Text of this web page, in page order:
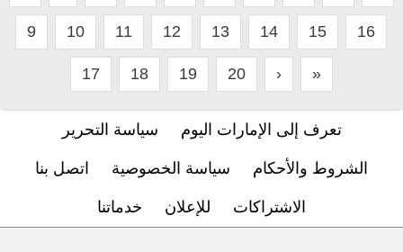
9 10 11 12 13 14 15 16
17 18 19 20 › »
تعرف إلى الإمارات اليوم سياسة التحرير
الشروط والأحكام سياسة الخصوصية اتصل بنا
الاشتراكات للإعلان خدماتنا